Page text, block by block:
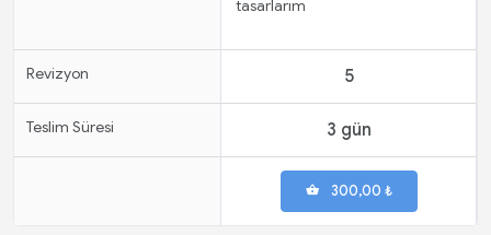
tasarlarım
Revizyon 5
Teslim Süresi 3 gün
300,00 ₺